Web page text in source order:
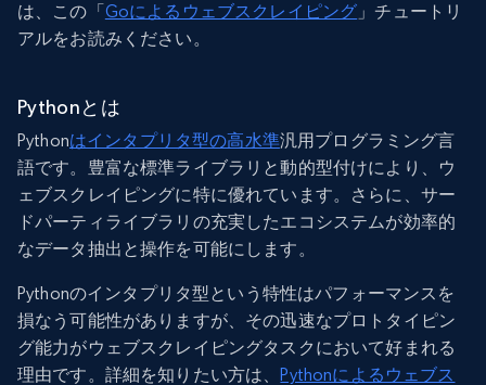
は、この「 Goによるウェブスクレイピング 」チュートリ
アルをお読みください。
Pythonとは
Pythonはインタプリタ型の高水準汎用プログラミング言
語です。豊富な標準ライブラリと動的型付けにより、ウ
ェブスクレイピングに特に優れています。さらに、サー
ドパーティライブラリの充実したエコシステムが効率的
なデータ抽出と操作を可能にします。
Pythonのインタプリタ型という特性はパフォーマンスを
損なう可能性がありますが、その迅速なプロトタイピン
グ能力がウェブスクレイピングタスクにおいて好まれる
理由です。詳細を知りたい方は、 Pythonによるウェブス